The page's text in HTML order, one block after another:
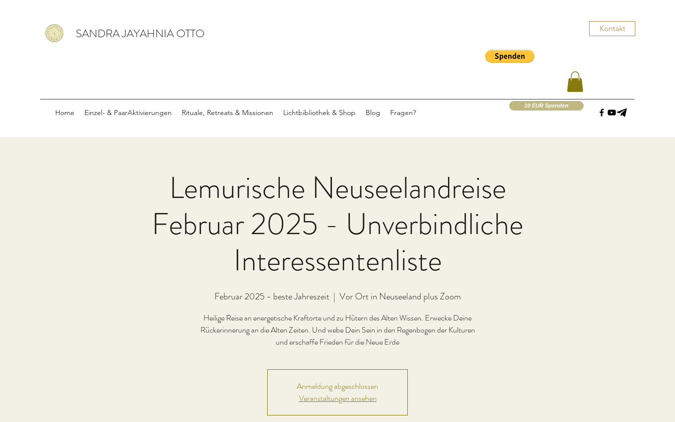
SANDRA JAYAHNIA OTTO Kontakt
Home Einzel- & PaarAktivierungen Rituale, Retreats & Missionen Lichtbibliothek & Shop Blog Fragen?
Lemurische Neuseelandreise
Februar 2025 - Unverbindliche
Interessentenliste
Februar 2025 - beste Jahreszeit
  |
Vor Ort in Neuseeland plus Zoom
Heilige Reise an energetische Kraftorte und zu Hütern des Alten Wissen. Erwecke Deine
Rückerinnerung an die Alten Zeiten. Und webe Dein Sein in den Regenbogen der Kulturen
und erschaffe Frieden für die Neue Erde
Anmeldung abgeschlossen
Veranstaltungen ansehen
10 EUR Spenden